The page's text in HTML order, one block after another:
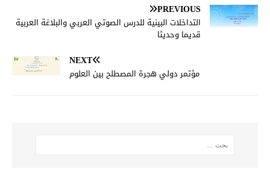
PREVIOUS
التداخلات البينية للدرس الصوتي العربي والبلاغة العربية
قديما وحديثا
NEXT
مؤتمر دولي هجرة المصطلح بين العلوم